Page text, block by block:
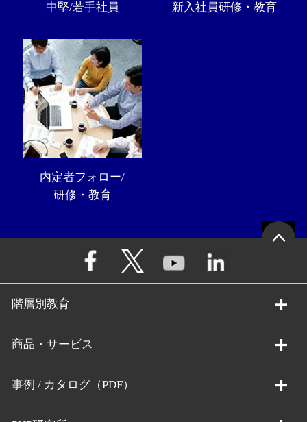
中堅/若手社員 新入社員研修・教育
内定者フォロー/
研修・教育
階層別教育
商品・サービス
事例 / カタログ（PDF）